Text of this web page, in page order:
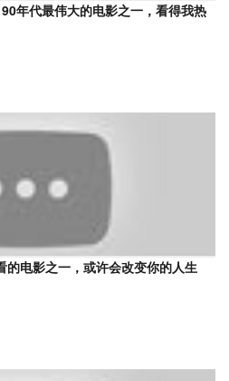
年代最伟大的电影之一，看得我热
的电影之一，或许会改变你的人生